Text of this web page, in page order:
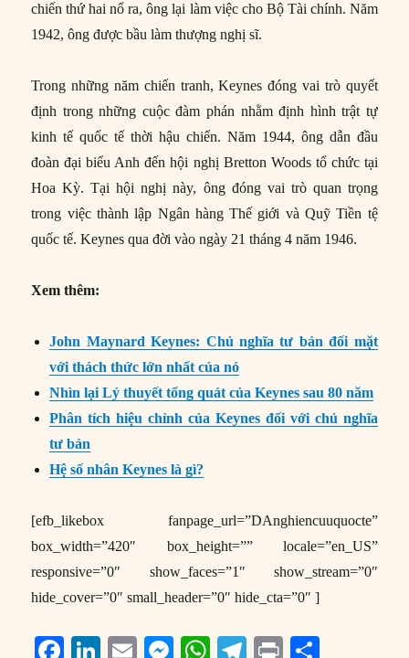
chiến thứ hai nổ ra, ông lại làm việc cho Bộ Tài chính. Năm
1942, ông được bầu làm thượng nghị sĩ.
Trong những năm chiến tranh, Keynes đóng vai trò quyết
định trong những cuộc đàm phán nhằm định hình trật tự
kinh tế quốc tế thời hậu chiến. Năm 1944, ông dẫn đầu
đoàn đại biểu Anh đến hội nghị Bretton Woods tổ chức tại
Hoa Kỳ. Tại hội nghị này, ông đóng vai trò quan trọng
trong việc thành lập Ngân hàng Thế giới và Quỹ Tiền tệ
quốc tế. Keynes qua đời vào ngày 21 tháng 4 năm 1946.
Xem thêm:
John Maynard Keynes: Chủ nghĩa tư bản đối mặt
với thách thức lớn nhất của nó
Nhìn lại Lý thuyết tổng quát của Keynes sau 80 năm
Phân tích hiệu chỉnh của Keynes đối với chủ nghĩa
tư bản
Hệ số nhân Keynes là gì?
[efb_likebox fanpage_url=”DAnghiencuuquocte”
box_width=”420″ box_height=”” locale=”en_US”
responsive=”0″ show_faces=”1″ show_stream=”0″
hide_cover=”0″ small_header=”0″ hide_cta=”0″ ]